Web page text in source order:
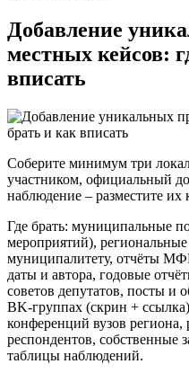
Добавление
местных кейсов:
вписать
Соберите минимум три
участником, официальный
наблюдение – разместите их
Где брать: муниципальные
мероприятий),
муниципалитету, отчёты
даты и автора, годовые
советов депутатов, посты и
ВK‑группах (скрин +
конференций вузов региона,
респондентов, собственные
таблицы наблюдений.